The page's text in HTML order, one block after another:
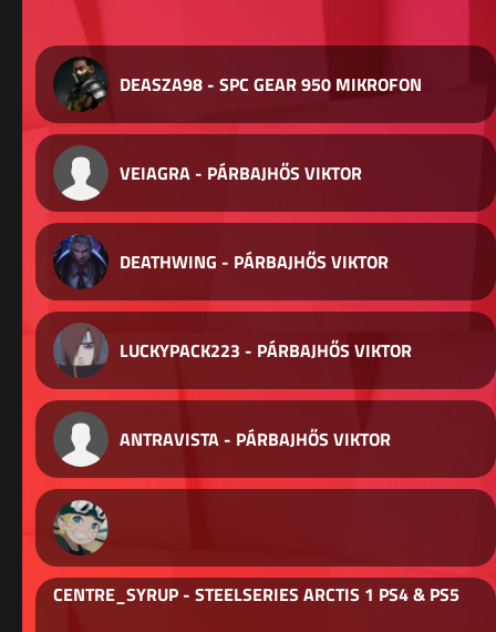
DEASZA98 - SPC GEAR 950 MIKROFON
VEIAGRA - PÁRBAJHŐS VIKTOR
DEATHWING - PÁRBAJHŐS VIKTOR
LUCKYPACK223 - PÁRBAJHŐS VIKTOR
ANTRAVISTA - PÁRBAJHŐS VIKTOR
CENTRE_SYRUP - STEELSERIES ARCTIS 1 PS4 & PS5